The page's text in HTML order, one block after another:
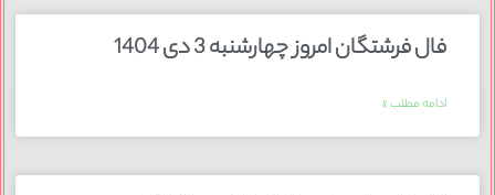
فال فرشتگان امروز چهارشنبه 3 دی 1404
ادامه مطلب »